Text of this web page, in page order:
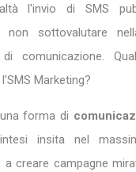
l'invio di SMS
non sottovalutare
comunicazione.
Marketing?
forma di
insita nel
creare campagne